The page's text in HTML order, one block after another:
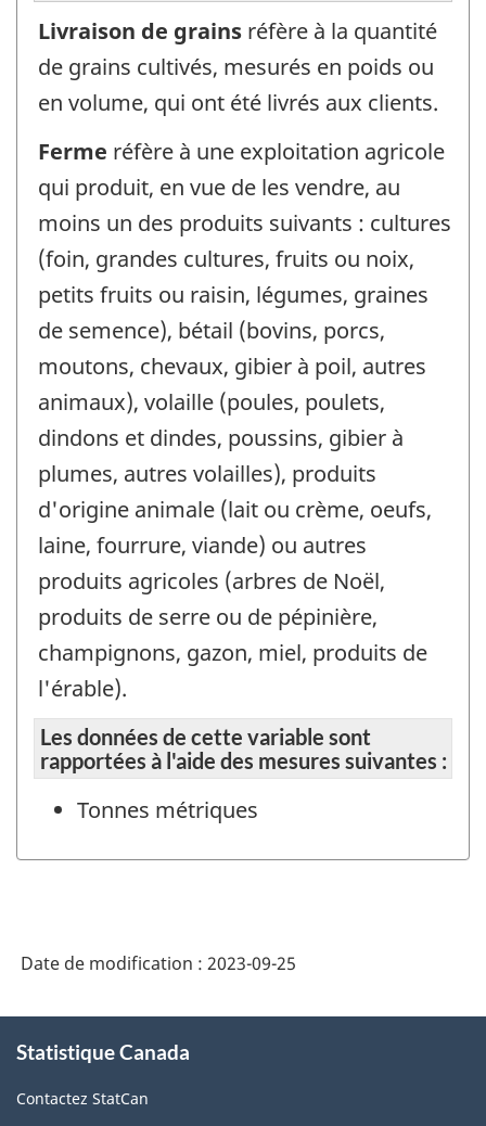
Livraison de grains réfère à la quantité
de grains cultivés, mesurés en poids ou
en volume, qui ont été livrés aux clients.
Ferme réfère à une exploitation agricole
qui produit, en vue de les vendre, au
moins un des produits suivants : cultures
(foin, grandes cultures, fruits ou noix,
petits fruits ou raisin, légumes, graines
de semence), bétail (bovins, porcs,
moutons, chevaux, gibier à poil, autres
animaux), volaille (poules, poulets,
dindons et dindes, poussins, gibier à
plumes, autres volailles), produits
d'origine animale (lait ou crème, oeufs,
laine, fourrure, viande) ou autres
produits agricoles (arbres de Noël,
produits de serre ou de pépinière,
champignons, gazon, miel, produits de
l'érable).
Les données de cette variable sont
rapportées à l'aide des mesures suivantes :
Tonnes métriques
Date de modification : 2023-09-25
propos
ce
Statistique Canada
Contactez StatCan